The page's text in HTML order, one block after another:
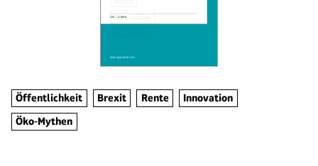
Öffentlichkeit Brexit Rente
Innovation
Öko-Mythen